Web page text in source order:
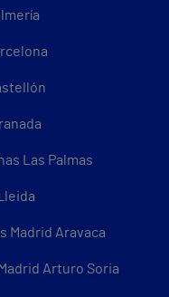
Las Palmas
Madrid Aravaca
Arturo Soria